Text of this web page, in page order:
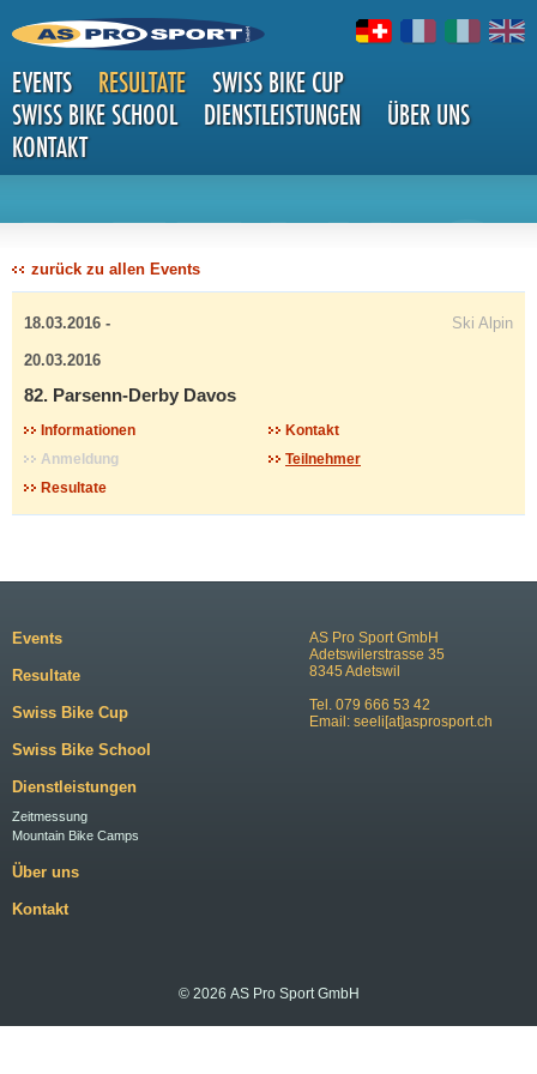
EVENTS RESULTATE
SWISS BIKE CUP
SWISS BIKE SCHOOL
DIENSTLEISTUNGEN
ÜBER UNS
KONTAKT
DETAILS
zurück zu allen Events
18.03.2016 -
20.03.2016
Ski Alpin
82. Parsenn-Derby Davos
Informationen
Kontakt
Anmeldung
Teilnehmer
Resultate
AS Pro Sport GmbH
Adetswilerstrasse 35
8345 Adetswil
Tel. 079 666 53 42
Email: seeli[at]asprosport.ch
Events
Resultate
Swiss Bike Cup
Swiss Bike School
Dienstleistungen
Zeitmessung
Mountain Bike Camps
Über uns
Kontakt
© 2026 AS Pro Sport GmbH